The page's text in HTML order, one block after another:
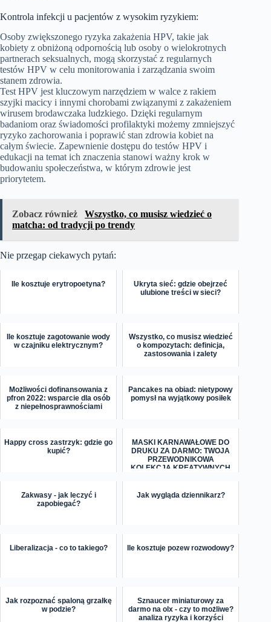
Kontrola infekcji u pacjentów z wysokim ryzykiem:
Osoby zwiększonego ryzyka zakażenia HPV, takie jak
kobiety z obniżoną odpornością lub osoby o wielokrotnych
partnerach seksualnych, mogą skorzystać z regularnych
testów HPV w celu monitorowania i zarządzania swoim
stanem zdrowia.
Test HPV jest kluczowym narzędziem w walce z rakiem
szyjki macicy i innymi chorobami związanymi z zakażeniem
wirusem brodawczaka ludzkiego. Dzięki regularnym
badaniom oraz świadomości profilaktyki możemy zmniejszyć
ryzyko zachorowania i poprawić stan zdrowia kobiet na
całym świecie. Zapewnienie dostępu do testów HPV i
edukacji na temat ich znaczenia stanowi ważny krok w
budowaniu społeczeństwa, w którym zdrowie jest
priorytetem.
Zobacz również
Wszystko, co musisz wiedzieć o
matcha: od tradycji po trendy
Nie przegap ciekawych pytań:
Ile kosztuje erytropoetyna?
Ukryta sieć: gdzie obejrzeć
ulubione treści w sieci?
Ile kosztuje zagotowanie wody
w czajniku elektrycznym?
Wszystko, co musisz wiedzieć
o kompozytach: definicja,
zastosowania i zalety
Możliwości dofinansowania z
pfron 2022: wsparcie dla osób
z niepełnosprawnościami
Pancakes na obiad: nietypowy
pomysł na wyjątkowy posiłek
Happy cross zastrzyk: gdzie go
kupić?
MASKI KARNAWAŁOWE DO
DRUKU ZA DARMO: TWOJA
PRZEWODNIKOWA
KOLEKCJA KREATYWNYCH
Zakwasy - jak leczyć i
zapobiegać?
Jak wygląda dziennikarz?
Liberalizacja - co to takiego? Ile kosztuje pozew rozwodowy?
Jak rozpoznać spaloną grzałkę
w podzie?
Sznaucer miniaturowy za
darmo na olx - czy to możliwe?
analiza ryzyka i korzyści